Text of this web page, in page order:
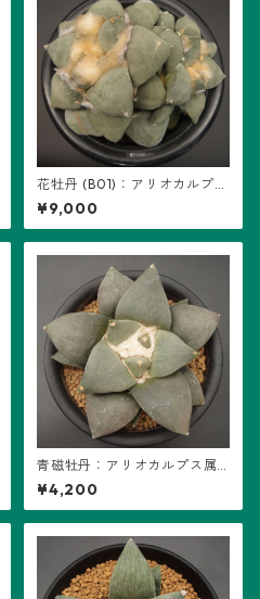
花牡丹 (B01)：アリオカルプス
属 ※実生、2頭
¥9,000
青磁牡丹：アリオカルプス属
(B08) ※実生
¥4,200